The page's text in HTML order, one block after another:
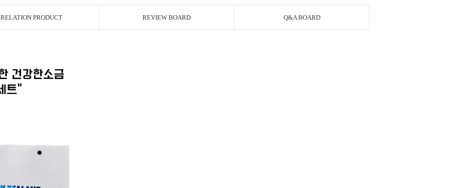
RELATION PRODUCT REVIEW BOARD Q&A BOARD